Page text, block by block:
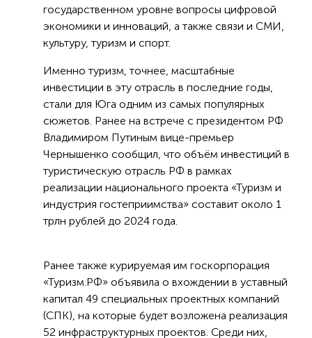
государственном уровне вопросы цифровой
экономики и инноваций, а также связи и СМИ,
культуру, туризм и спорт.
Именно туризм, точнее, масштабные
инвестиции в эту отрасль в последние годы,
стали для Юга одним из самых популярных
сюжетов. Ранее на встрече с президентом РФ
Владимиром Путиным вице-премьер
Чернышенко сообщил, что объём инвестиций в
туристическую отрасль РФ в рамках
реализации национального проекта «Туризм и
индустрия гостеприимства» составит около 1
трлн рублей до 2024 года.
Ранее также курируемая им госкорпорация
«Туризм.РФ» объявила о вхождении в уставный
капитал 49 специальных проектных компаний
(СПК), на которые будет возложена реализация
52 инфраструктурных проектов. Среди них,